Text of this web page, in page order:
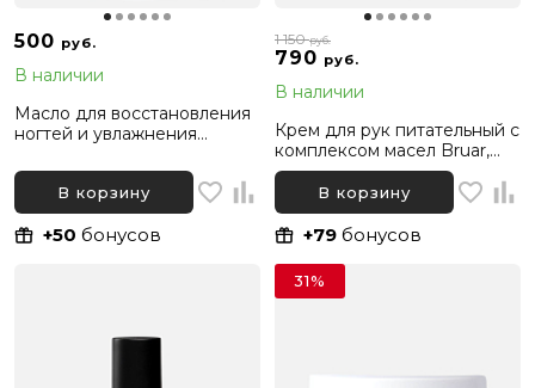
500 руб.
В наличии
Масло для восстановления
ногтей и увлажнения
шиммером Bruar, 11 мл
В корзину
+50 бонусов
790 руб.
1 150руб.
В наличии
Крем для рук питательный с
комплексом масел Bruar,
500 мл
В корзину
+79 бонусов
31%